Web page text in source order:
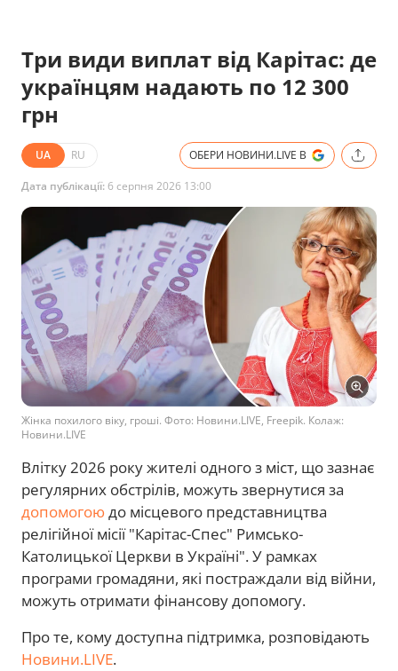
Три види виплат від Карітас: де
українцям надають по 12 300
грн
UA RU ОБЕРИ НОВИНИ.LIVE В
Дата публікації: 6 серпня 2026 13:00
Жінка похилого віку, гроші. Фото: Новини.LIVE, Freepik. Колаж:
Новини.LIVE
Влітку 2026 року жителі одного з міст, що зазнає
регулярних обстрілів, можуть звернутися за
допомогоюдо місцевого представництва
релігійної місії "Карітас-Спес" Римсько-
Католицької Церкви в Україні". У рамках
програми громадяни, які постраждали від війни,
можуть отримати фінансову допомогу.
Про те, кому доступна підтримка, розповідають
Новини.LIVE.